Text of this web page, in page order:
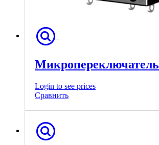
Микропереключатель
Login to see prices
Сравнить